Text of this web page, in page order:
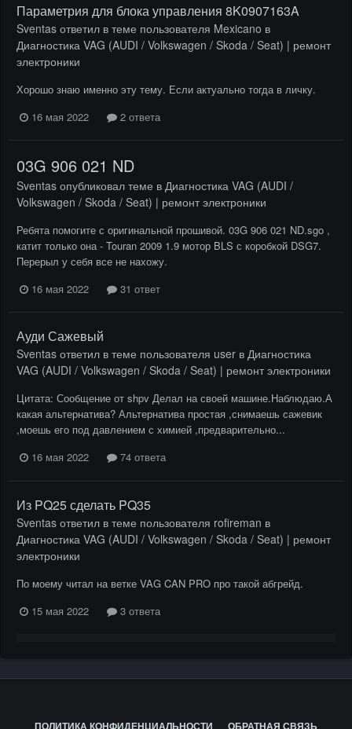
Параметрия для блока управления 8K0907163A
Sventas ответил в теме пользователя Mexicano в
Диагностика VAG (AUDI / Volkswagen / Skoda / Seat) | ремонт
электроники
Хорошо знаю именно эту тему. Если актуально тогда в личку.
16 мая 2022
2 ответа
03G 906 021 ND
Sventas опубликовал теме в Диагностика VAG (AUDI /
Volkswagen / Skoda / Seat) | ремонт электроники
Ребята помогите с оригинальной прошивой. 03G 906 021 ND.sgo ,
катит только она - Touran 2009 1.9 мотор BLS с коробкой DSG7.
Перерыл у себя все не нахожу.
16 мая 2022
31 ответ
Ауди Сажевый
Sventas ответил в теме пользователя user в Диагностика
VAG (AUDI / Volkswagen / Skoda / Seat) | ремонт электроники
Цитата: Сообщение от shpv Делал на своей машине.Наблюдаю.А
какая альтернатива? Альтернатива простая ,снимаешь сажевик
,моешь его под давлением с химией ,предварительно...
16 мая 2022
74 ответа
Из PQ25 сделать PQ35
Sventas ответил в теме пользователя rofireman в
Диагностика VAG (AUDI / Volkswagen / Skoda / Seat) | ремонт
электроники
По моему читал на ветке VAG CAN PRO про такой абгрейд.
15 мая 2022
3 ответа